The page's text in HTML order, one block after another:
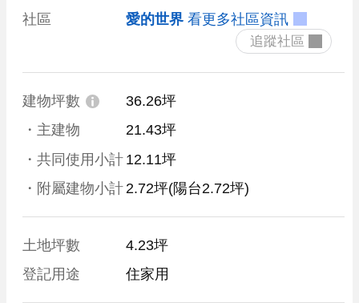
社區
愛的世界 看更多社區資訊
建物坪數
36.26坪
・主建物
21.43坪
・共同使用小計 12.11坪
・附屬建物小計 2.72坪(陽台2.72坪)
土地坪數
4.23坪
登記用途
住家用